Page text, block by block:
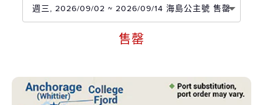
週三, 2026/09/02 ~ 2026/09/14 海島公主號 售罄
售罄